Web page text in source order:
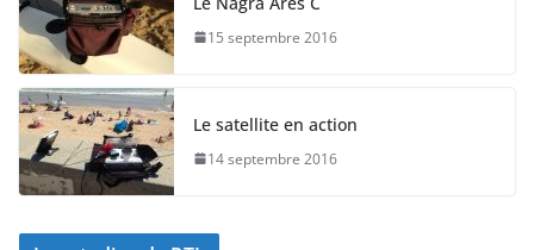
15 septembre 2016
Le satellite en action
14 septembre 2016